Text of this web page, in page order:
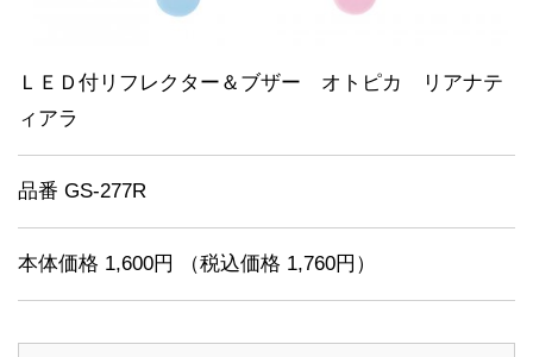
ＬＥＤ付リフレクター＆ブザー オトピカ リアナテ
ィアラ
品番 GS-277R
本体価格 1,600円 （税込価格 1,760円）